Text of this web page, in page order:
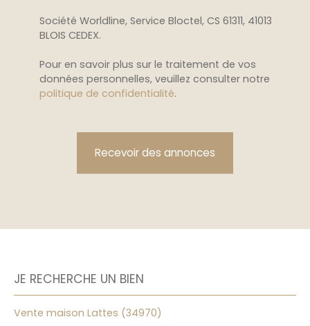
Société Worldline, Service Bloctel, CS 61311, 41013
BLOIS CEDEX.
Pour en savoir plus sur le traitement de vos
données personnelles, veuillez consulter notre
politique de confidentialité.
Recevoir des annonces
JE RECHERCHE UN BIEN
Vente maison Lattes (34970)